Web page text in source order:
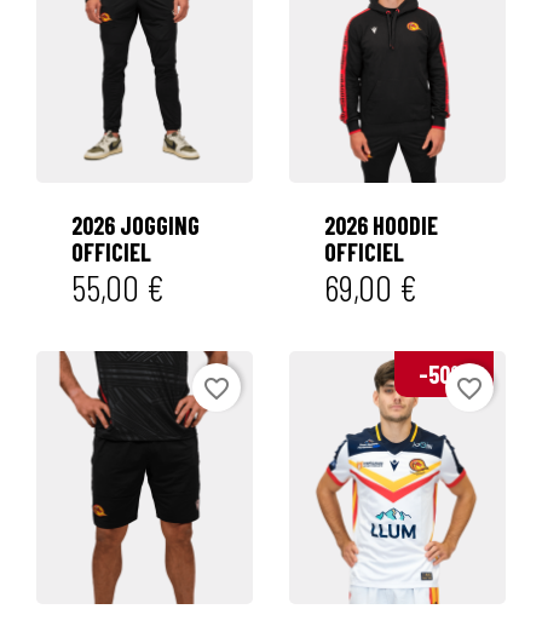

2026 JOGGING
OFFICIEL
55,00 €
2026 HOODIE
OFFICIEL
69,00 €
favorite_border
-50%
favorite_border